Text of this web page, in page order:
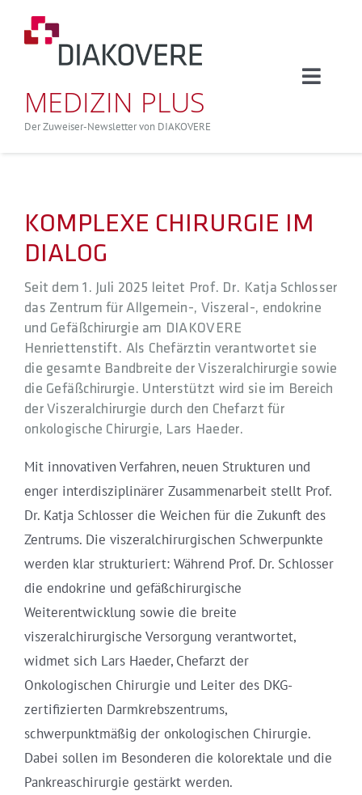
Inhalt
MEDIZIN PLUS
Der Zuweiser-Newsletter von DIAKOVERE
Toggle
Aktuelle Ausgabe
Alle Artikel
Veranstaltungen
KOMPLEXE CHIRURGIE IM
DIALOG
Seit dem 1. Juli 2025 leitet Prof. Dr. Katja Schlosser
das Zentrum für Allgemein-, Viszeral-, endokrine
und Gefäßchirurgie am DIAKOVERE
Henriettenstift. Als Chefärztin verantwortet sie
die gesamte Bandbreite der Viszeralchirurgie sowie
die Gefäßchirurgie. Unterstützt wird sie im Bereich
der Viszeralchirurgie durch den Chefarzt für
onkologische Chirurgie, Lars Haeder.
Mit innovativen Verfahren, neuen Strukturen und
enger interdisziplinärer Zusammenarbeit stellt Prof.
Dr. Katja Schlosser die Weichen für die Zukunft des
Zentrums. Die viszeralchirurgischen Schwerpunkte
werden klar strukturiert: Während Prof. Dr. Schlosser
die endokrine und gefäßchirurgische
Weiterentwicklung sowie die breite
viszeralchirurgische Versorgung verantwortet,
widmet sich Lars Haeder, Chefarzt der
Onkologischen Chirurgie und Leiter des DKG-
zertifizierten Darmkrebszentrums,
schwerpunktmäßig der onkologischen Chirurgie.
Dabei sollen im Besonderen die kolorektale und die
Pankreaschirurgie gestärkt werden.